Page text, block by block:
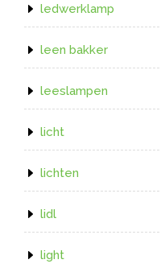
ledwerklamp
leen bakker
leeslampen
licht
lichten
lidl
light